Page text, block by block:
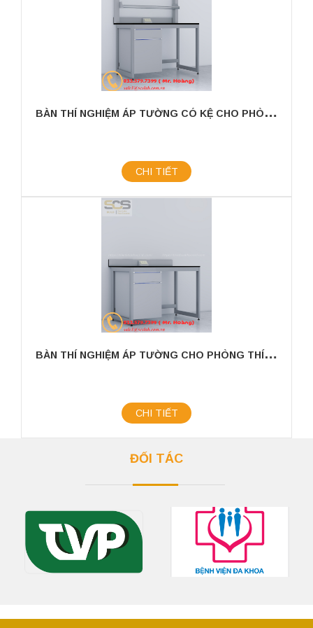
B
ÀN THÍ NGHIỆM ÁP TƯỜNG CÓ KỆ CHO PHÒNG THÍ NGHIỆM KÍCH THƯỚC 1200MM
CHI TIẾT
B
ÀN THÍ NGHIỆM ÁP TƯỜNG CHO PHÒNG THÍ NGHIỆM KÍCH THƯỚC 1200MM
CHI TIẾT
ĐỐI TÁC